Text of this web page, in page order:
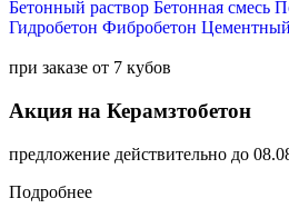
Бетонный раствор Бетонная смесь
Гидробетон Фибробетон
при заказе от 7 кубов
Акция на Керамзтобетон
предложение действительно до
Подробнее